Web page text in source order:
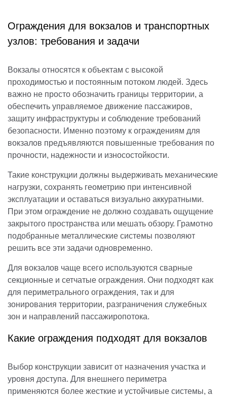
Ограждения для вокзалов и транспортных
узлов: требования и задачи
Вокзалы относятся к объектам с высокой
проходимостью и постоянным потоком людей. Здесь
важно не просто обозначить границы территории, а
обеспечить управляемое движение пассажиров,
защиту инфраструктуры и соблюдение требований
безопасности. Именно поэтому к ограждениям для
вокзалов предъявляются повышенные требования по
прочности, надежности и износостойкости.
Такие конструкции должны выдерживать механические
нагрузки, сохранять геометрию при интенсивной
эксплуатации и оставаться визуально аккуратными.
При этом ограждение не должно создавать ощущение
закрытого пространства или мешать обзору. Грамотно
подобранные металлические системы позволяют
решить все эти задачи одновременно.
Для вокзалов чаще всего используются сварные
секционные и сетчатые ограждения. Они подходят как
для периметрального ограждения, так и для
зонирования территории, разграничения служебных
зон и направлений пассажиропотока.
Какие ограждения подходят для вокзалов
Выбор конструкции зависит от назначения участка и
уровня доступа. Для внешнего периметра
применяются более жесткие и устойчивые системы, а